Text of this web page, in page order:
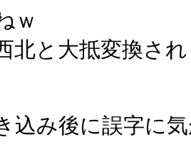
ｗ
北と大抵変換さ
込み後に誤字に